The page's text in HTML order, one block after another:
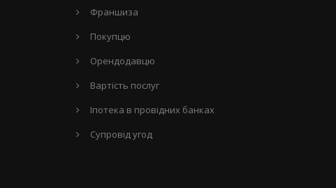
Франшиза
Покупцю
Орендодавцю
Вартість послуг
Іпотека в провідних банках
Супровід угод